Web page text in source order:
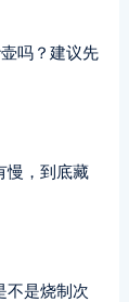
吗？建议先
慢，到底藏
不是烧制次